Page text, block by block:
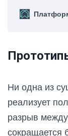
модели.
Ни одна из
реализует
разрыв
сокращается